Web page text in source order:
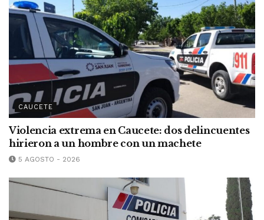
CAUCETE
Violencia extrema en Caucete: dos delincuentes
hirieron a un hombre con un machete
5 AGOSTO - 2026